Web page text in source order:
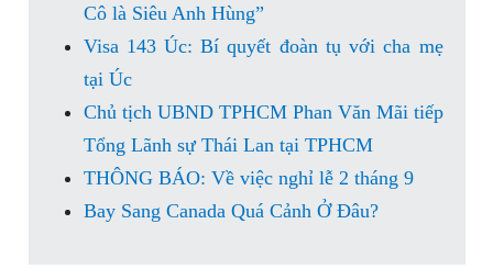
Cô là Siêu Anh Hùng”
Visa 143 Úc: Bí quyết đoàn tụ với cha mẹ
tại Úc
Chủ tịch UBND TPHCM Phan Văn Mãi tiếp
Tổng Lãnh sự Thái Lan tại TPHCM
THÔNG BÁO: Về việc nghỉ lễ 2 tháng 9
Bay Sang Canada Quá Cảnh Ở Đâu?